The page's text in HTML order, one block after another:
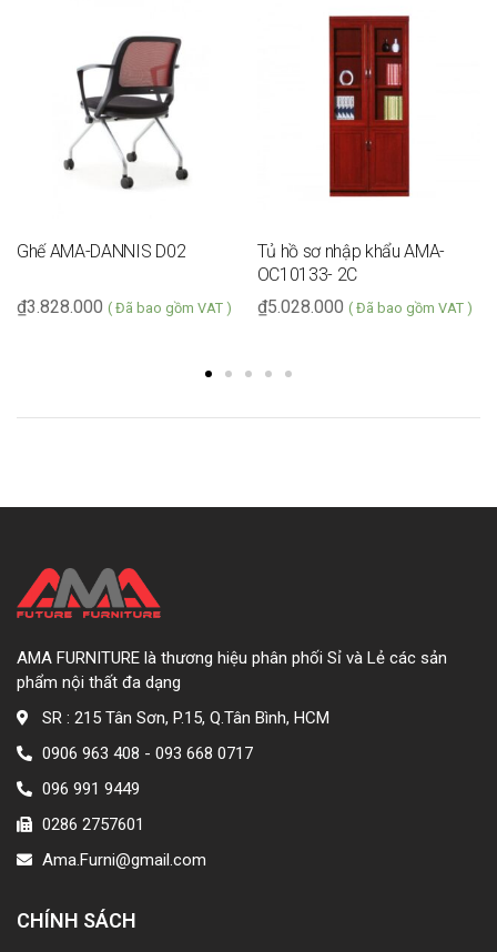
Ghế AMA-DANNIS D02
3.828.000
₫ ( Đã bao gồm VAT )
Tủ hồ sơ nhập khẩu AMA-
OC10133- 2C
5.028.000
₫ ( Đã bao gồm VAT )
AMA FURNITURE là thương hiệu phân phối Sỉ và Lẻ các sản
phẩm nội thất đa dạng
SR : 215 Tân Sơn, P.15, Q.Tân Bình, HCM
0906 963 408 - 093 668 0717
096 991 9449
0286 2757601
Ama.Furni@gmail.com
CHÍNH SÁCH